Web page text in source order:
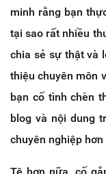
minh rằng bạn
tại sao rất nhiều
chia sẻ sự thật và
thiệu chuyên môn
bạn cố tình chèn
blog và nội dung
chuyên nghiệp
Tệ hơn nữa, cố